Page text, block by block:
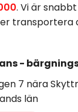
. Vi är
-
7 nära
län